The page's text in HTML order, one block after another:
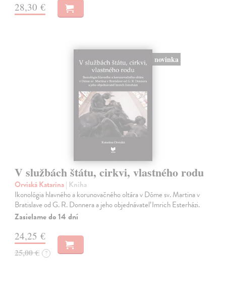
28,30 €
novinka
V službách štátu, cirkvi, vlastného rodu
Orviská Katarína| Kniha
Ikonológia hlavného a korunovačného oltára v Dóme sv. Martina v
Bratislave od G. R. Donnera a jeho objednávateľ Imrich Esterházi.
Zasielame do 14 dní
24,25 €
25,00 € ?